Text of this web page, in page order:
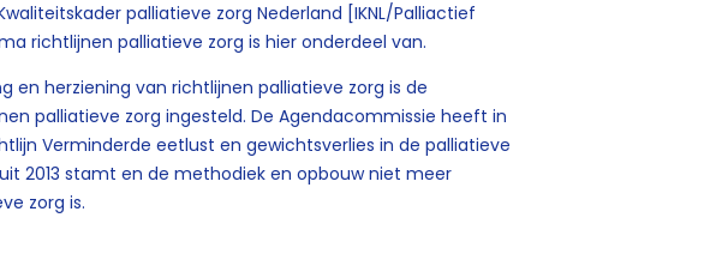
palliatieve zorg Nederland [IKNL/Palliactief
richtlijnen palliatieve zorg is hier onderdeel van.
en herziening van richtlijnen palliatieve zorg is de
palliatieve zorg ingesteld. De Agendacommissie heeft in
Verminderde eetlust en gewichtsverlies in de palliatieve
2013 stamt en de methodiek en opbouw niet meer
zorg is.